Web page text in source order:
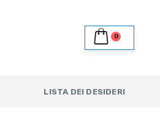
0
LISTA DEI DESIDERI